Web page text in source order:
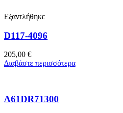
Εξαντλήθηκε
D117-4096
205,00 €
Διαβάστε περισσότερα
A61DR71300